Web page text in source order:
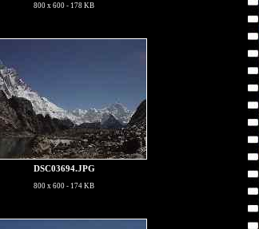
800 x 600 - 178 KB
DSC03694.JPG
800 x 600 - 174 KB